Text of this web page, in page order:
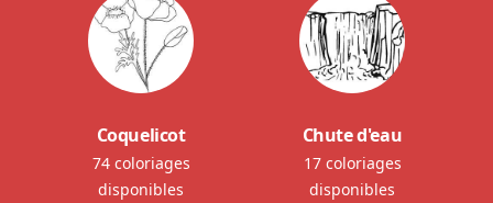
Coquelicot
74 coloriages
disponibles
Chute d'eau
17 coloriages
disponibles